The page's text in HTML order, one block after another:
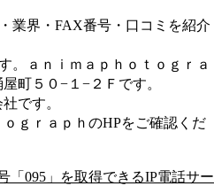
業界・FAX番号・口コミを紹介
。
ａｎｉｍａｐｈｏｔｏｇｒａ
町５０−１−２Ｆ です。
社です。
ｇｒａｐｈ のHPをご確認くだ
「 095 」を取得できるIP電話サー